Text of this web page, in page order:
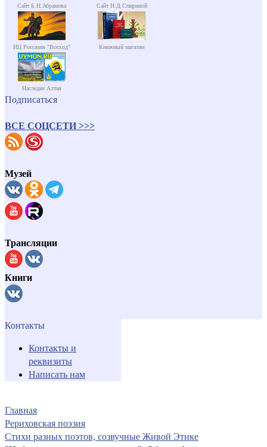
Сайт Б.Н.Абрамова Сайт Н.Д.Спириной
ИЦ Россазия "Восход" Книжный магазин
Наследие Алтая
Подписаться
ВСЕ СОЦСЕТИ >>>
Музей
Трансляции
Книги
Контакты
Контакты и
реквизиты
Написать нам
Главная
Рериховская поэзия
Стихи разных поэтов, созвучные Живой Этике